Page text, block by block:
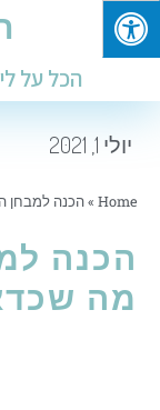
הכל על
יולי 1, 2021
Home
»הכנה למבחן
הכנה
מה